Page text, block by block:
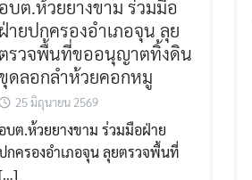
อบต.ห้วยยางขาม ร่วมมือ
ฝ่ายปกครองอำเภอจุน ลุย
ตรวจพื้นที่ขออนุญาตทิ้งดิน
ดลอกลำห้วยคอกหมู
25 มิถุนายน 2569
บต.ห้วยยางขาม ร่วมมือฝ่าย
กครองอำเภอจุน ลุยตรวจพื้นที่
[…]